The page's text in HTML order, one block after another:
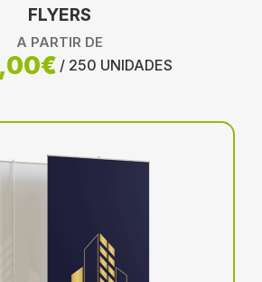
FLYERS
A PARTIR DE
/ 250 UNIDADES